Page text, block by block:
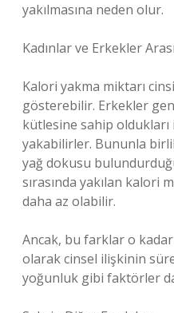
yakılmasına neden olur.
Kadınlar ve Erkekler
Kalori yakma miktarı
gösterebilir. Erkekler
kütlesine sahip
yakabilirler. Bununla
yağ dokusu
sırasında yakılan kalori
daha az olabilir.
Ancak, bu farklar o
olarak cinsel ilişkinin
yoğunluk gibi faktörler